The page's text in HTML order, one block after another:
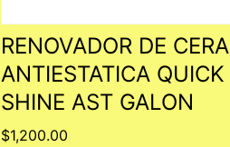
RENOVADOR DE CERA
ANTIESTATICA QUICK
SHINE AST GALON
$1,200.00